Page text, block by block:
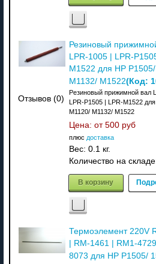
Отзывов (0)
Резиновый
LPR-1005 | LPR-
M1522 для HP
M1132/ M1522(Код:
Резиновый прижимной вал
LPR-P1505 | LPR-M1522
M1120/ M1132/ M1522
Цена: от 500 руб
плюс доставка
Вес: 0.1 кг.
Количество на
В корзину
Термоэлемент 220V
| RM-1461 | RM1-
8073 для HP P1505/